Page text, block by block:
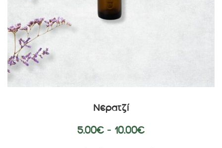
Νερατζί
5.00€ – 10.00€